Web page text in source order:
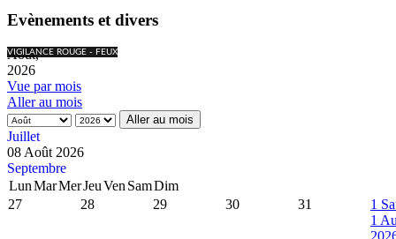
Evènements et divers
VIGILANCE ROUGE - FEUX
Août,
2026
Vue par mois
Aller au mois
Aller au mois
Juillet
08 Août 2026
Septembre
LunMarMerJeuVen SamDim
27
28 29 30 31 1
1